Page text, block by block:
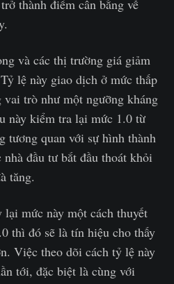
thành điểm cân bằng về
và các thị trường giá giảm
lệ này giao dịch ở mức thấp
trò như một ngưỡng kháng
này kiểm tra lại mức 1.0 từ
tương quan với sự hình thành
đầu tư bắt đầu thoát khỏi
tăng.
mức này một cách thuyết
thì đó sẽ là tín hiệu cho thấy
Việc theo dõi cách tỷ lệ này
tới, đặc biệt là cùng với